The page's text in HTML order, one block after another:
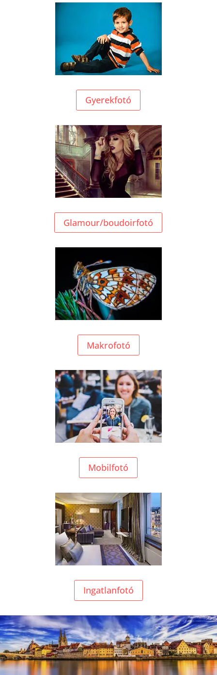
Gyerekfotó
Glamour/boudoirfotó
Makrofotó
Mobilfotó
Ingatlanfotó